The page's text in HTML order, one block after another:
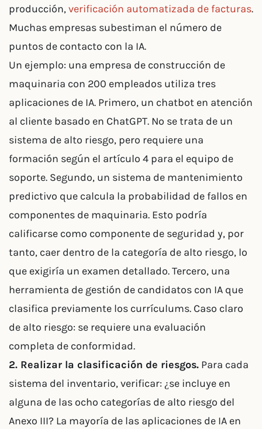
producción,verificación automatizada de facturas.
Muchas empresas subestiman el número de
puntos de contacto con la IA.
Un ejemplo: una empresa de construcción de
maquinaria con 200 empleados utiliza tres
aplicaciones de IA. Primero, un chatbot en atención
al cliente basado en ChatGPT. No se trata de un
sistema de alto riesgo, pero requiere una
formación según el artículo 4 para el equipo de
soporte. Segundo, un sistema de mantenimiento
predictivo que calcula la probabilidad de fallos en
componentes de maquinaria. Esto podría
calificarse como componente de seguridad y, por
tanto, caer dentro de la categoría de alto riesgo, lo
que exigiría un examen detallado. Tercero, una
herramienta de gestión de candidatos con IA que
clasifica previamente los currículums. Caso claro
de alto riesgo: se requiere una evaluación
completa de conformidad.
2. Realizar la clasificación de riesgos. Para cada
sistema del inventario, verificar: ¿se incluye en
alguna de las ocho categorías de alto riesgo del
Anexo III? La mayoría de las aplicaciones de IA en